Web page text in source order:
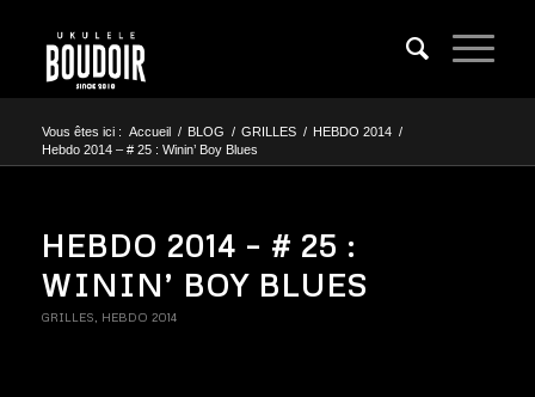
Vous êtes ici : Accueil / BLOG / GRILLES / HEBDO 2014 /
Hebdo 2014 – # 25 : Winin’ Boy Blues
HEBDO 2014 – # 25 :
WININ’ BOY BLUES
GRILLES HEBDO 2014